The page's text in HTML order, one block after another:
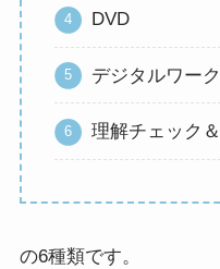
DVD
デジタルワー
理解チェック
の6種類です。